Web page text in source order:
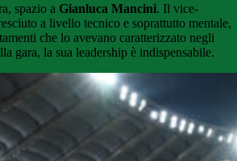
spazio a Gianluca Mancini. Il vice-
a livello tecnico e soprattutto mentale,
che lo avevano caratterizzato negli
gara, la sua leadership è indispensabile.